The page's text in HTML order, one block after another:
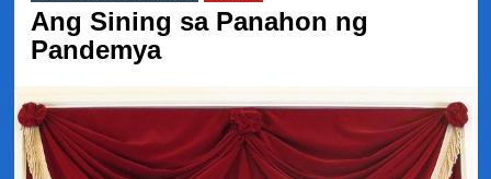
Ang Sining sa Panahon ng
Pandemya